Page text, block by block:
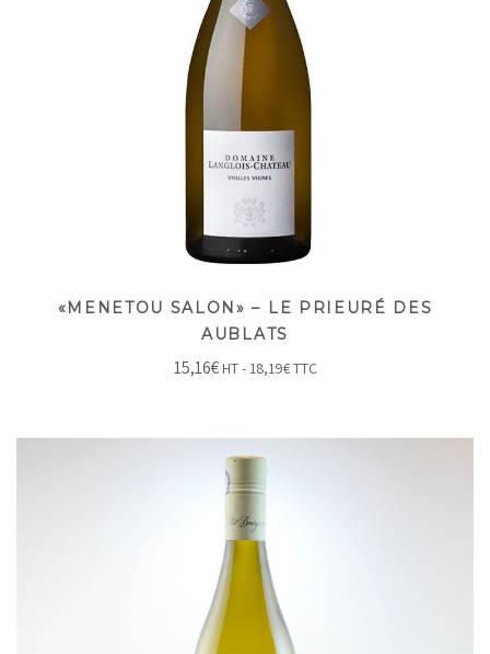
«MENETOU SALON» – LE PRIEURÉ DES
AUBLATS
15,16€ HT - 18,19€TTC